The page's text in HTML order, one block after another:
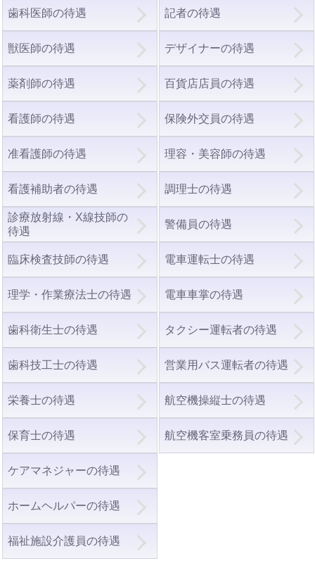
歯科医師の待遇
獣医師の待遇
薬剤師の待遇
看護師の待遇
准看護師の待遇
看護補助者の待遇
診療放射線・X線技師の
待遇
臨床検査技師の待遇
理学・作業療法士の待遇
歯科衛生士の待遇
歯科技工士の待遇
栄養士の待遇
保育士の待遇
ケアマネジャーの待遇
ホームヘルパーの待遇
福祉施設介護員の待遇
記者の待遇
デザイナーの待遇
百貨店店員の待遇
保険外交員の待遇
理容・美容師の待遇
調理士の待遇
警備員の待遇
電車運転士の待遇
電車車掌の待遇
タクシー運転者の待遇
営業用バス運転者の待遇
航空機操縦士の待遇
航空機客室乗務員の待遇